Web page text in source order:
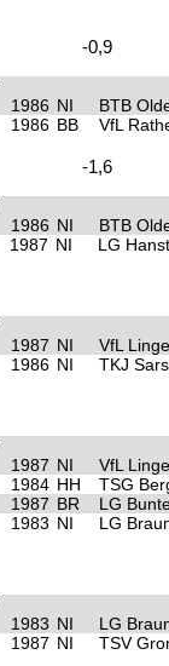
-0,9
1986 NI
BTB
1986 BB VfL
-1,6
1986 NI
BTB
1987 NI LG
1987 NI
VfL
1986 NI TKJ
1987 NI
VfL
1984 HH
TSG
1987 BR
LG
1983 NI LG
1983 NI
LG
1987 NI TSV